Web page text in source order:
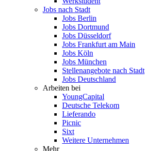
Jobs nach Stadt
Jobs Berlin
Jobs Dortmund
Jobs Düsseldorf
Jobs Frankfurt am Main
Jobs Köln
Jobs München
Stellenangebote nach Stadt
Jobs Deutschland
Arbeiten bei
YoungCapital
Deutsche Telekom
Lieferando
Picnic
Sixt
Weitere Unternehmen
Mehr